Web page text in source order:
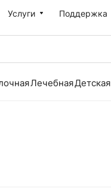
Услуги Поддержка
ЛечебнаяДетская